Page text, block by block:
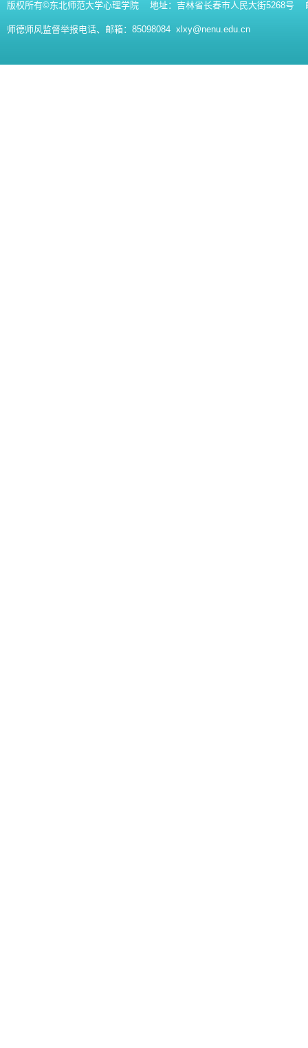
版权所有©东北师范大学心理学院 地址：吉林省长春市人民大街5268号
师德师风监督举报电话、邮箱：85098084 xlxy@nenu.edu.cn